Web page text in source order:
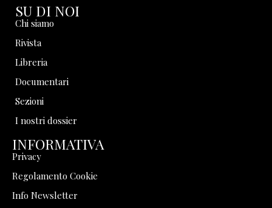
SU DI NOI
Chi siamo
Rivista
Libreria
Documentari
Sezioni
I nostri dossier
INFORMATIVA
Privacy
Regolamento Cookie
Info Newsletter